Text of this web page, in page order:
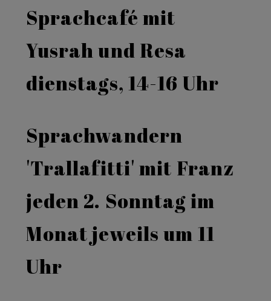
Sprachcafé mit
Yusrah und Resa
dienstags, 14-16 Uhr
Sprachwandern
'Trallafitti' mit Franz
jeden 2. Sonntag im
Monat jeweils um 11
Uhr